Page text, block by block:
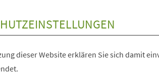
dieser Website erklären Sie sich damit